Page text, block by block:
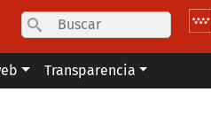
Search
Transparencia